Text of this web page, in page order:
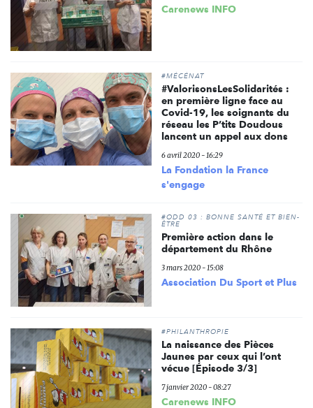
Carenews INFO
#MÉCÉNAT
#ValorisonsLesSolidarités :
en première ligne face au
Covid-19, les soignants du
réseau les P’tits Doudous
lancent un appel aux dons
6 avril 2020 - 16:29
La Fondation la France
s'engage
#ODD 03 : BONNE SANTÉ ET BIEN-
ÊTRE
Première action dans le
département du Rhône
3 mars 2020 - 15:08
Association Du Sport et Plus
#PHILANTHROPIE
La naissance des Pièces
Jaunes par ceux qui l’ont
vécue [Épisode 3/3]
7 janvier 2020 - 08:27
Carenews INFO